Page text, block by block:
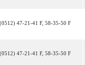
(0512) 47-21-41 F, 58-35-50 F
(0512) 47-21-41 F, 58-35-50 F